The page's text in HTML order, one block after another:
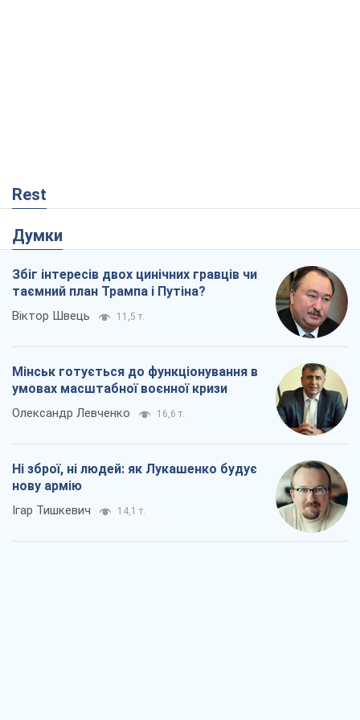
Rest
Думки
Збіг інтересів двох цинічних гравців чи
таємний план Трампа і Путіна?
Віктор Швець 11,5 т.
Мінськ готується до функціонування в
умовах масштабної воєнної кризи
Олександр Левченко 16,6 т.
Ні зброї, ні людей: як Лукашенко будує
нову армію
Ігар Тишкевич 14,1 т.